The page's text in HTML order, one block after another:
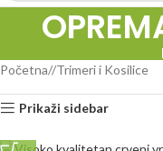
Početna/ Trimeri i Kosilice
Prikaži sidebar